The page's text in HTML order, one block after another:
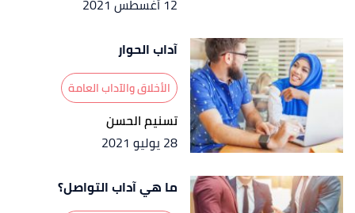
12 أغسطس 2021
آداب الحوار
الأخلاق والآداب العامة
تسنيم الحسن
28 يوليو 2021
ما هي آداب التواصل؟